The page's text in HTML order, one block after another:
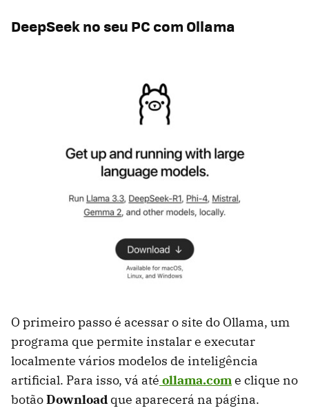
DeepSeek no seu PC com Ollama
O primeiro passo é acessar o site do Ollama, um
programa que permite instalar e executar
localmente vários modelos de inteligência
artificial. Para isso, vá até ollama.come clique no
botãoDownload que aparecerá na página.